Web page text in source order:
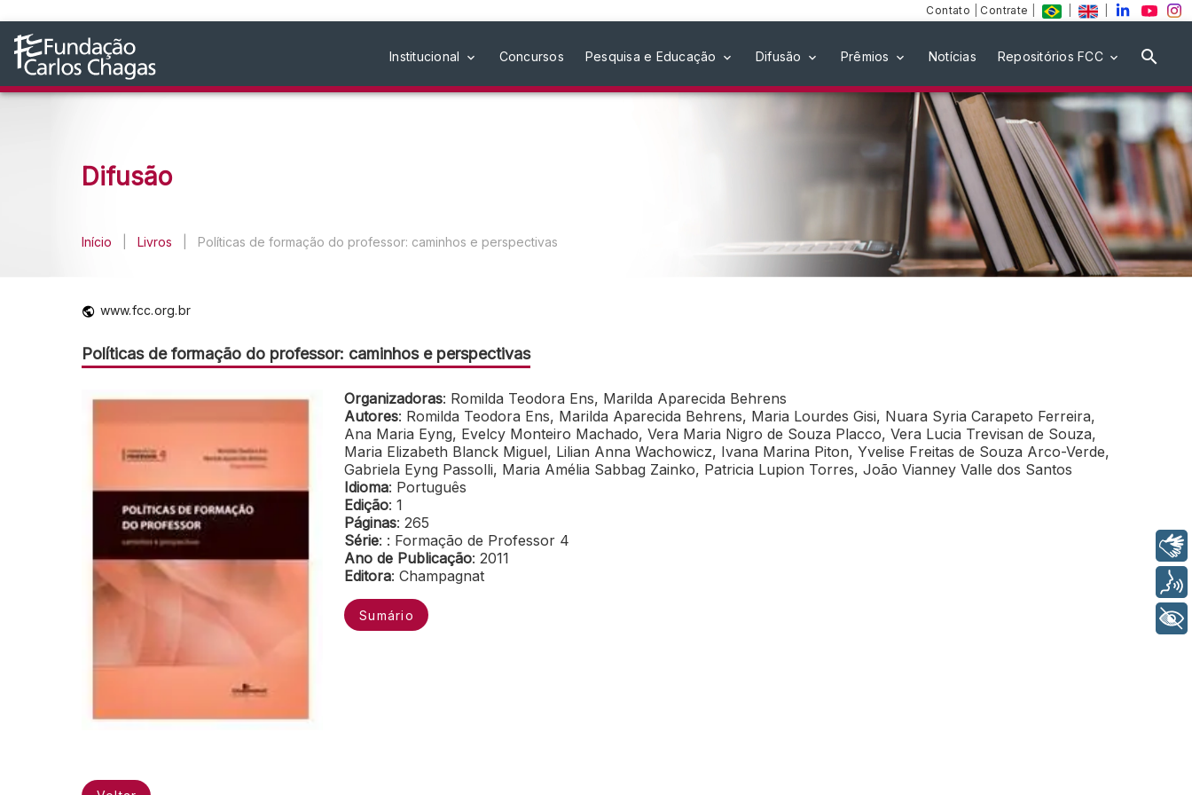
Contato Contrate
Institucional Concursos Pesquisa e Educação Difusão Prêmios Notícias Repositórios FCC
Difusão
Início Livros Políticas de formação do professor: caminhos e perspectivas
www.fcc.org.br
Políticas de formação do professor: caminhos e perspectivas
Organizadoras: Romilda Teodora Ens, Marilda Aparecida Behrens
Autores: Romilda Teodora Ens, Marilda Aparecida Behrens, Maria Lourdes Gisi, Nuara Syria Carapeto Ferreira,
Ana Maria Eyng, Evelcy Monteiro Machado, Vera Maria Nigro de Souza Placco, Vera Lucia Trevisan de Souza,
Maria Elizabeth Blanck Miguel, Lilian Anna Wachowicz, Ivana Marina Piton, Yvelise Freitas de Souza Arco-Verde,
Gabriela Eyng Passolli, Maria Amélia Sabbag Zainko, Patricia Lupion Torres, João Vianney Valle dos Santos
Idioma: Português
Edição: 1
Páginas: 265
Série: : Formação de Professor 4
Ano de Publicação: 2011
Editora: Champagnat
Sumário